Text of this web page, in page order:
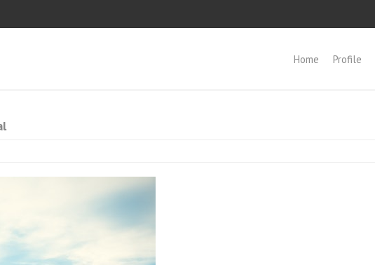
Home Profile